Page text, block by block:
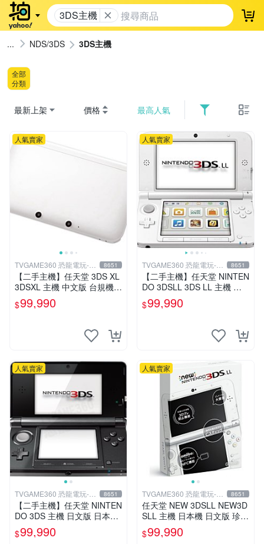
3DS主機 登
NDS/3DS 3DS主機
全部
分類
最新上架 價格 最高人氣
人氣賣家
TVGAME360 恐龍電玩-台
中店
8651
【二手主機】任天堂 3DS XL
3DSXL 主機 中文版 台規機
白色 附充電器 裸裝【台中恐
龍電玩】
$99,990
人氣賣家
TVGAME360 恐龍電玩-台
中店
8651
【二手主機】任天堂 NINTEN
DO 3DSLL 3DS LL 主機 日
文版 日本機 日規機 白色 附
充電器 裸裝 台中
$99,990
人氣賣家
TVGAME360 恐龍電玩-台
中店
8651
【二手主機】任天堂 NINTEN
DO 3DS 主機 日文版 日本機
日規機 附原廠充電器 宇宙黑
裸裝【台中恐龍電玩】
$99,990
人氣賣家
TVGAME360 恐龍電玩-台
中店
8651
任天堂 NEW 3DSLL NEW3D
SLL 主機 日本機 日文版 珍珠
白【台中恐龍電玩】
$99,990